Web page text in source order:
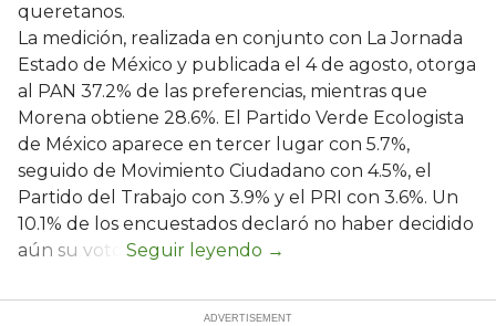
queretanos.
La medición, realizada en conjunto con La Jornada
Estado de México y publicada el 4 de agosto, otorga
al PAN 37.2% de las preferencias, mientras que
Morena obtiene 28.6%. El Partido Verde Ecologista
de México aparece en tercer lugar con 5.7%,
seguido de Movimiento Ciudadano con 4.5%, el
Partido del Trabajo con 3.9% y el PRI con 3.6%. Un
10.1% de los encuestados declaró no haber decidido
aún su voto.